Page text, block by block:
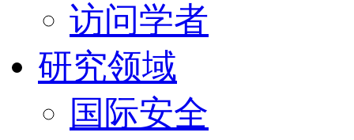
访问学者
研究领域
国际安全